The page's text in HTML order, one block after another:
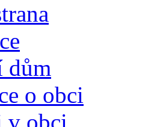
dům
o obci